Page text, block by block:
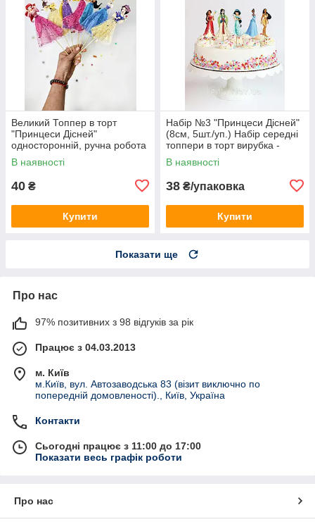
Великий Топпер в торт
"Принцеси Дісней"
односторонній, ручна робота
КАРТОН 15 см
В наявності
40 ₴
Купити
Набір №3 "Принцеси Дісней"
(8см, 5шт./уп.) Набір середні
топпери в торт вирубка -
КАРТОН
В наявності
38 ₴/упаковка
Купити
Показати ще
Про нас
97% позитивних з 98 відгуків за рік
Працює з 04.03.2013
м. Київ
м.Київ, вул. Автозаводська 83 (візит виключно по
попередній домовленості)., Київ, Україна
Контакти
Сьогодні працює з 11:00 до 17:00
Показати весь графік роботи
Про нас